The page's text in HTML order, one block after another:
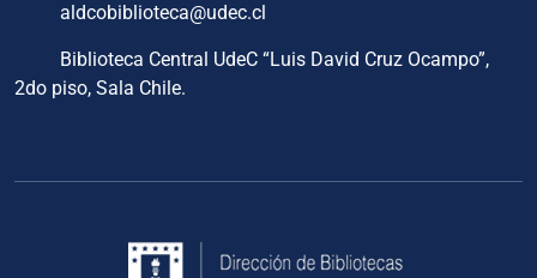
aldcobiblioteca@udec.cl
Biblioteca Central UdeC “Luis David Cruz Ocampo”,
2do piso, Sala Chile.